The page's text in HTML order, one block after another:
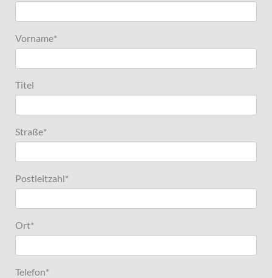
Vorname*
Titel
Straße*
Postleitzahl*
Ort*
Telefon*